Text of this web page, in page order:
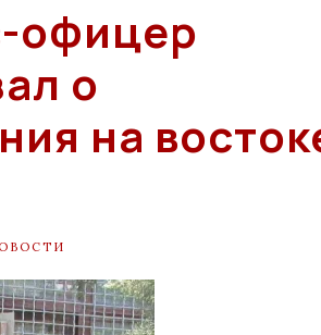
офицер
о
на